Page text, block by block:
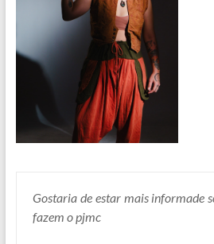
Gostaria de estar mais informade
fazem o pjmc